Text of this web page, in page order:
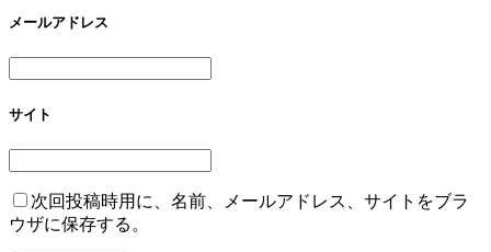
メールアドレス
サイト
次回投稿時用に、名前、メールアドレス、サイトをブラ
ウザに保存する。